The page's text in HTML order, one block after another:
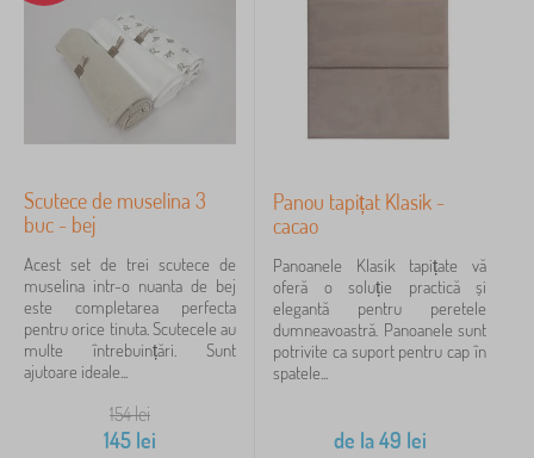
Scutece de muselina 3
buc - bej
Acest set de trei scutece de
muselina intr-o nuanta de bej
este completarea perfecta
pentru orice tinuta. Scutecele au
multe întrebuințări. Sunt
ajutoare ideale...
154lei
145 lei
Panou tapițat Klasik -
cacao
Panoanele Klasik tapițate vă
oferă o soluție practică și
elegantă pentru peretele
dumneavoastră. Panoanele sunt
potrivite ca suport pentru cap în
spatele...
de la49 lei